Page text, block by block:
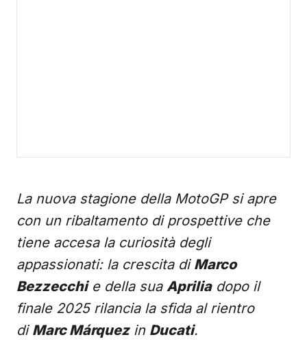
La nuova stagione della MotoGP si apre
con un ribaltamento di prospettive che
tiene accesa la curiosità degli
appassionati: la crescita di Marco
Bezzecchie della sua Apriliadopo il
finale 2025 rilancia la sfida al rientro
di Marc Márquezin Ducati.